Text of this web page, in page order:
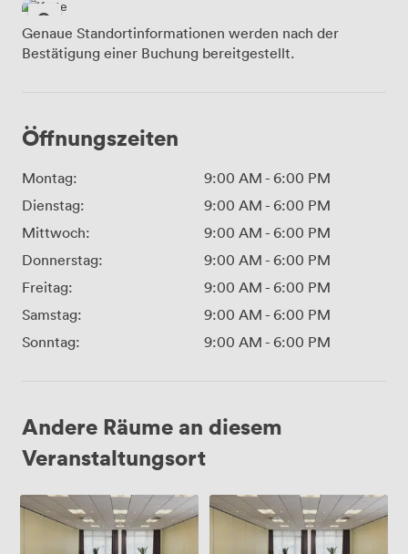
Genaue Standortinformationen werden nach der
Bestätigung einer Buchung bereitgestellt.
Öffnungszeiten
Montag: 9:00 AM - 6:00 PM
Dienstag:
9:00 AM - 6:00 PM
Mittwoch:
9:00 AM - 6:00 PM
Donnerstag:
9:00 AM - 6:00 PM
Freitag:
9:00 AM - 6:00 PM
Samstag:
9:00 AM - 6:00 PM
Sonntag:
9:00 AM - 6:00 PM
Andere Räume an diesem
Veranstaltungsort
Room
Vohwinuel
Ronsdorf